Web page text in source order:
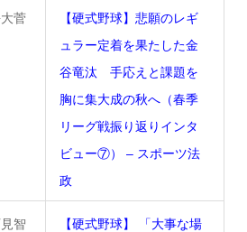
菅
【硬式野球】悲願のレギ
ュラー定着を果たした金
谷竜汰 手応えと課題を
胸に集大成の秋へ（春季
リーグ戦振り返りインタ
ビュー⑦） – スポーツ法
政
智
【硬式野球】 「大事な場